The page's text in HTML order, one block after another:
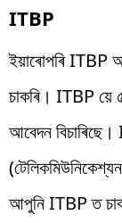
ITBP
ইয়াৰোপৰি ITBP
চাকৰি। ITBP য়ে
আবেদন
আপুনি ITBP ত